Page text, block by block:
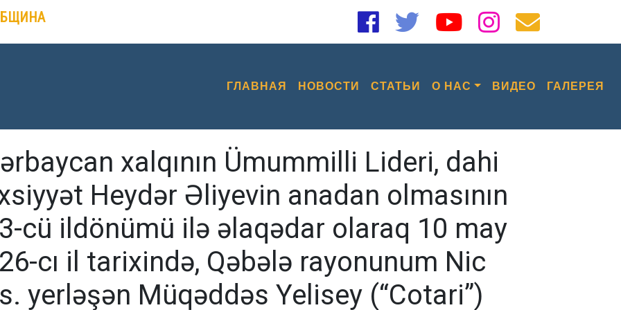
ГЛАВНАЯ НОВОСТИ СТАТЬИ О НАС ВИДЕО ГАЛЕРЕЯ
xalqının Ümummilli Lideri, dahi
Heydər Əliyevin anadan olmasının
cü ildönümü ilə əlaqədar olaraq 10 may
cı il tarixində, Qəbələ rayonunum Nic
yerləşən Müqəddəs Yelisey (“Cotari”)